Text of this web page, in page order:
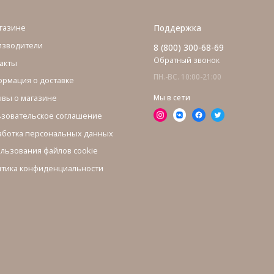
о доставке
о магазине
соглашение
персональных данных
файлов cookie
конфиденциальности
Поддержка
8 (800) 300-68-69
Обратный звонок
ПН.-ВС. 10:00-21:00
Мы в сети